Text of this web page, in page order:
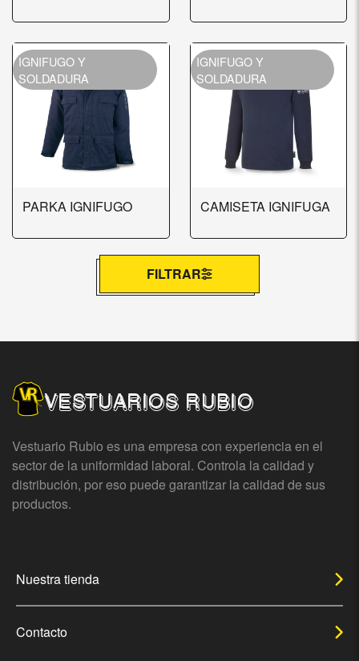
IGNIFUGO Y
SOLDADURA
PARKA IGNIFUGO
IGNIFUGO Y
SOLDADURA
CAMISETA IGNIFUGA
FILTRAR
VESTUARIOS RUBIO
Vestuario Rubio es una empresa con experiencia en el
sector de la uniformidad laboral. Controla la calidad y
distribución, por eso puede garantizar la calidad de sus
productos.
Nuestra tienda
Contacto